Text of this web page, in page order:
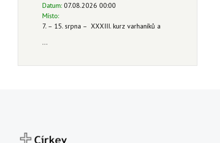
Datum: 07.08.2026 00:00
Místo:
7. – 15. srpna – XXXIII. kurz varhaníků a
...